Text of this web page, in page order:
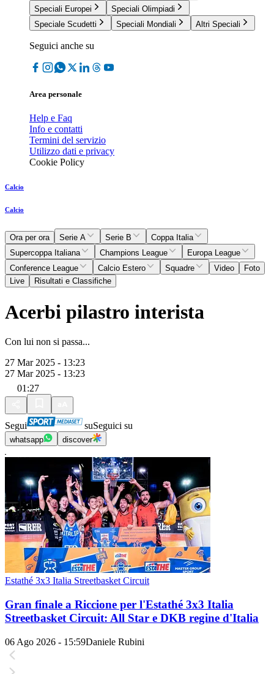
Speciali Europei
Speciali Olimpiadi
Speciale Scudetti
Speciali Mondiali Altri Speciali
Seguici anche su
Area personale
Help e Faq
Info e contatti
Termini del servizio
Utilizzo dati e privacy
Cookie Policy
Calcio
Calcio
Ora per ora Serie A Serie B
Coppa Italia
Supercoppa Italiana
Champions League
Europa League
Conference League
Calcio Estero Squadre Video
Foto
Live
Risultati e Classifiche
Acerbi pilastro interista
Con lui non si passa...
27 Mar 2025 - 13:23
27 Mar 2025 - 13:23
01:27
Segui suSeguici su
whatsapp discover
Estathé 3x3 Italia Streetbasket Circuit
Gran finale a Riccione per l'Estathé 3x3 Italia
Streetbasket Circuit: All Star e DKB regine d'Italia
06 Ago 2026 - 15:59Daniele Rubini